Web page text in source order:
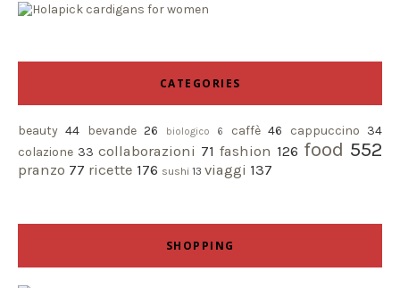
CATEGORIES
beauty 44 bevande 26 biologico 6 caffè 46 cappuccino 34
colazione 33 collaborazioni 71 fashion 126 food 552
pranzo 77 ricette 176 sushi 13 viaggi 137
SHOPPING